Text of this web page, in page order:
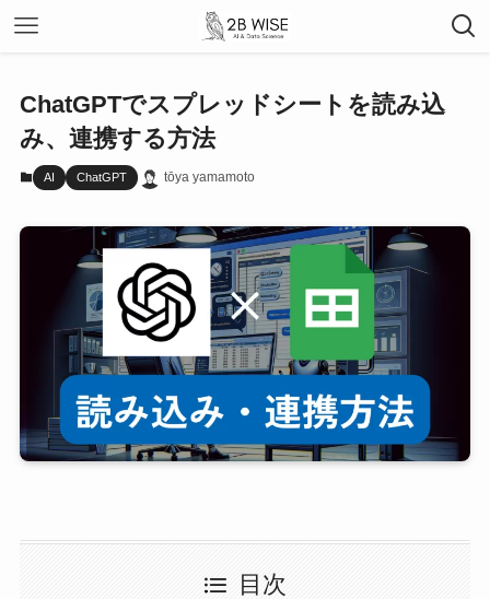
ChatGPTでスプレッドシートを読み込
み、連携する方法
AI ChatGPT tōya yamamoto
目次